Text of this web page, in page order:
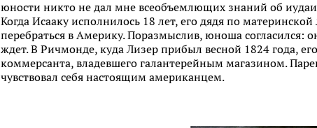
юности никто не дал мне всеобъемлющих знаний об
Когда Исааку исполнилось 18 лет, его дядя по
перебраться в Америку. Поразмыслив, юноша согласился:
ждет. В Ричмонде, куда Лизер прибыл весной 1824 года,
коммерсанта, владевшего галантерейным магазином.
чувствовал себя настоящим американцем.